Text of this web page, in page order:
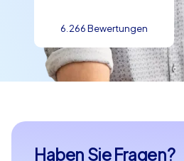
6.266 Bewertungen
Haben Sie Fragen?